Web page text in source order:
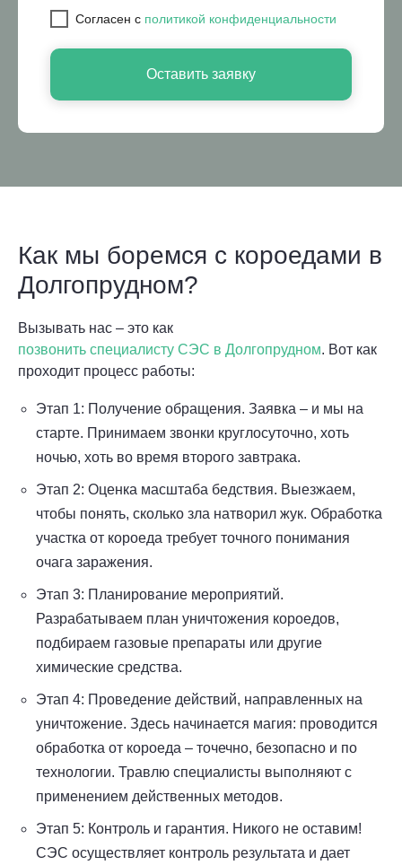
Cогласен с политикой конфиденциальности
Оставить заявку
Как мы боремся с короедами в
Долгопрудном?
Вызывать нас – это как
позвонить специалисту СЭС в Долгопрудном. Вот как
проходит процесс работы:
Этап 1: Получение обращения. Заявка – и мы на
старте. Принимаем звонки круглосуточно, хоть
ночью, хоть во время второго завтрака.
Этап 2: Оценка масштаба бедствия. Выезжаем,
чтобы понять, сколько зла натворил жук. Обработка
участка от короеда требует точного понимания
очага заражения.
Этап 3: Планирование мероприятий.
Разрабатываем план уничтожения короедов,
подбираем газовые препараты или другие
химические средства.
Этап 4: Проведение действий, направленных на
уничтожение. Здесь начинается магия: проводится
обработка от короеда – точечно, безопасно и по
технологии. Травлю специалисты выполняют с
применением действенных методов.
Этап 5: Контроль и гарантия. Никого не оставим!
СЭС осуществляет контроль результата и дает